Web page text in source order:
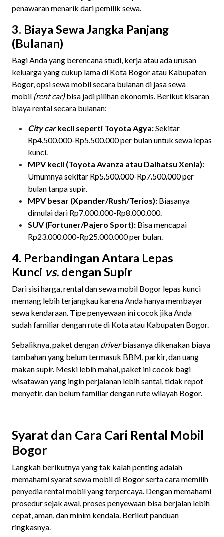
penawaran menarik dari pemilik sewa.
3. Biaya Sewa Jangka Panjang
(Bulanan)
Bagi Anda yang berencana studi, kerja atau ada urusan
keluarga yang cukup lama di Kota Bogor atau Kabupaten
Bogor, opsi sewa mobil secara bulanan di jasa sewa
mobil (rent car)bisa jadi pilihan ekonomis. Berikut kisaran
biaya rental secara bulanan:
City carkecil seperti Toyota Agya:Sekitar
Rp4.500.000-Rp5.500.000 per bulan untuk sewa lepas
kunci.
MPV kecil (Toyota Avanza atau Daihatsu Xenia):
Umumnya sekitar Rp5.500.000-Rp7.500.000 per
bulan tanpa supir.
MPV besar (Xpander/Rush/Terios): Biasanya
dimulai dari Rp7.000.000-Rp8.000.000.
SUV (Fortuner/Pajero Sport): Bisa mencapai
Rp23.000.000-Rp25.000.000 per bulan.
4. Perbandingan Antara Lepas
Kunci vs. dengan Supir
Dari sisi harga, rental dan sewa mobil Bogor lepas kunci
memang lebih terjangkau karena Anda hanya membayar
sewa kendaraan. Tipe penyewaan ini cocok jika Anda
sudah familiar dengan rute di Kota atau Kabupaten Bogor.
Sebaliknya, paket dengan driverbiasanya dikenakan biaya
tambahan yang belum termasuk BBM, parkir, dan uang
makan supir. Meski lebih mahal, paket ini cocok bagi
wisatawan yang ingin perjalanan lebih santai, tidak repot
menyetir, dan belum familiar dengan rute wilayah Bogor.
Syarat dan Cara Cari Rental Mobil
Bogor
Langkah berikutnya yang tak kalah penting adalah
memahami syarat sewa mobil di Bogor serta cara memilih
penyedia rental mobil yang terpercaya. Dengan memahami
prosedur sejak awal, proses penyewaan bisa berjalan lebih
cepat, aman, dan minim kendala. Berikut panduan
ringkasnya.